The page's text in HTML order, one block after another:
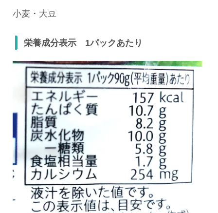
小麦・大豆
栄養成分表示 1パックあたり